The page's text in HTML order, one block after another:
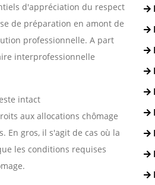
d'appréciation du respect
de préparation en amont de
professionnelle. A part
interprofessionnelle
intact
aux allocations chômage
En gros, il s'agit de cas où la
les conditions requises